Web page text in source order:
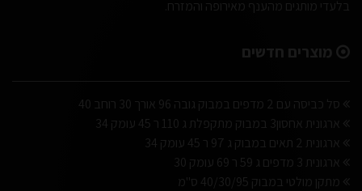
בלעדי מותגים מהענף מאירופה והמזרח.
מוצרים חדשים
סל כביסה עם 2 מדפים במבוק גובה 96 אורך 30 רוחב 40
ארגונית אחסון3 במבוק מתקפלת ג 110 ר 45 עומק 34
ארגונית 2 תאים במבוק ג 97 ר 45 עומק 34
ארגונית 3 מדפים ג 59 ר 69 עומק 30
מתקן מולטי במבוק 40/30/95 ס"מ